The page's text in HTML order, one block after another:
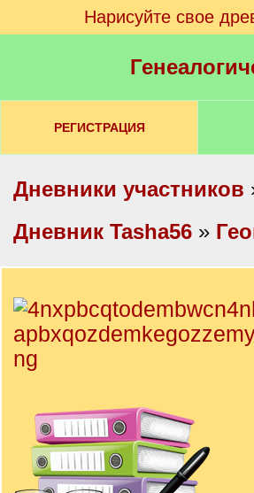
Нарисуйте свое
РЕГИСТРАЦИЯ
Дневники участников
Дневник Tasha56 »